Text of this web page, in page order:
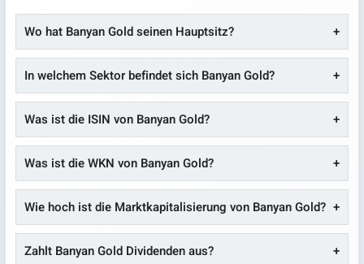
Wo hat Banyan Gold seinen Hauptsitz?
In welchem Sektor befindet sich Banyan Gold?
Was ist die ISIN von Banyan Gold?
Was ist die WKN von Banyan Gold?
Wie hoch ist die Marktkapitalisierung von Banyan Gold?
Zahlt Banyan Gold Dividenden aus?